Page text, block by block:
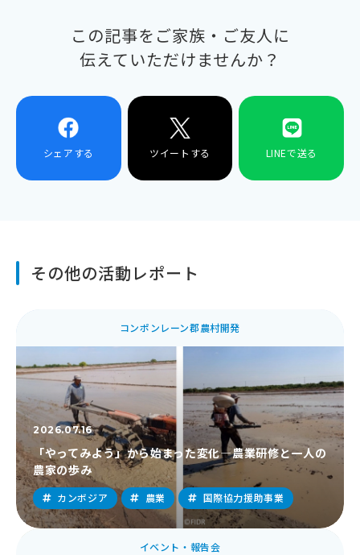
この記事をご家族・ご友人に
伝えていただけませんか？
シェアする ツイートする LINEで送る
その他の活動レポート
コンポンレーン郡農村開発
2026.07.16
「やってみよう」から始まった変化―農業研修と一人の
農家の歩み
カンボジア 農業 国際協力援助事業
イベント・報告会